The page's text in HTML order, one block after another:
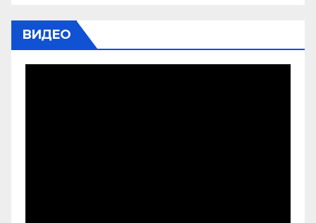
ВИДЕО